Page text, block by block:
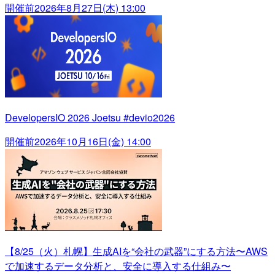
開催前2026年8月27日(木) 13:00
DevelopersIO 2026 Joetsu #devio2026
開催前2026年10月16日(金) 14:00
【8/25（火）札幌】生成AIを“会社の武器”にする方法〜AWS
で加速するデータ分析と、安全に導入する仕組み〜